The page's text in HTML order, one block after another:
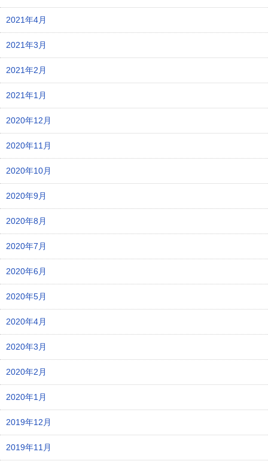
2021年4月
2021年3月
2021年2月
2021年1月
2020年12月
2020年11月
2020年10月
2020年9月
2020年8月
2020年7月
2020年6月
2020年5月
2020年4月
2020年3月
2020年2月
2020年1月
2019年12月
2019年11月